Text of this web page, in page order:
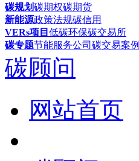
碳规划碳期权碳期货
新能源政策法规碳信用
VERs项目 低碳环保碳交易所
碳专题节能服务公司 碳交易案例
碳顾问
网站首页